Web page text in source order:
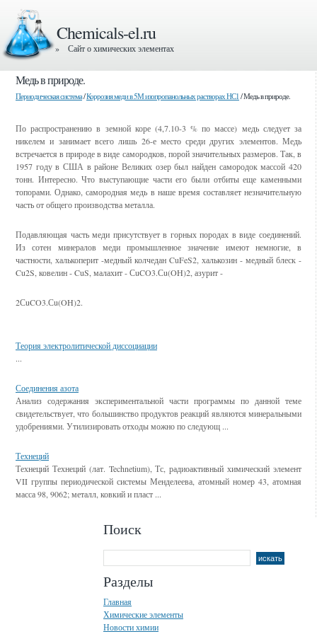
Chemicals-el.ru
» Сайт о химических элементах
Медь в природе.
Периодическая система/Коррозия меди в 5М изопропанольных растворах НС1 / Медь в природе.
По распространению в земной коре (4,7.10-3 % по массе) медь следует за
никелем и занимает всего лишь 26-е место среди других элементов. Медь
встречается в природе в виде самородков, порой значительных размеров. Так, в
1957 году в США в районе Великих озер был найден самородок массой 420
тонн. Интересно. Что выступающие части его были отбиты еще каменными
топорами. Однако, самородная медь в наше время составляет незначительную
часть от общего производства металла.
Подавляющая часть меди присутствует в горных породах в виде соединений.
Из сотен минералов меди промышленное значение имеют немногие, в
частности, халькоперит -медный колчедан CuFeS2, халькозин - медный блеск -
Cu2S, ковелин - CuS, малахит - СuCO3.Сu(OH)2, азурит -
2СuCO3.Сu(OH)2.
Теория электролитической диссоциации
...
Соединения азота
Анализ содержания экспериментальной части программы по данной теме
свидетельствует, что большинство продуктов реакций являются минеральными
удобрениями. Утилизировать отходы можно по следующ ...
Технеций
Технеций Технеций (лат. Technetium), Тс, радиоактивный химический элемент
VII группы периодической системы Менделеева, атомный номер 43, атомная
масса 98, 9062; металл, ковкий и пласт ...
Поиск
Разделы
Главная
Химические элементы
Новости химии